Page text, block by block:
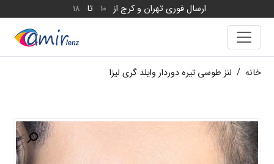
ارسال فوری تهران و کرج از 10 تا 18
خانه / لنز طوسی تیره دوردار وایلد گری لیزا